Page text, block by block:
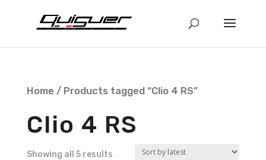
Home/ Products tagged “Clio 4 RS”
Clio 4 RS
Showing all 5 results